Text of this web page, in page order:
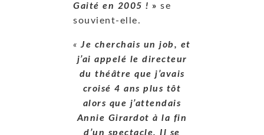
Gaité en 2005 ! » se
souvient-elle.
«Je cherchais un job, et
j’ai appelé le directeur
du théâtre que j’avais
croisé 4 ans plus tôt
alors que j’attendais
Annie Girardot à la fin
d’un spectacle. Il se